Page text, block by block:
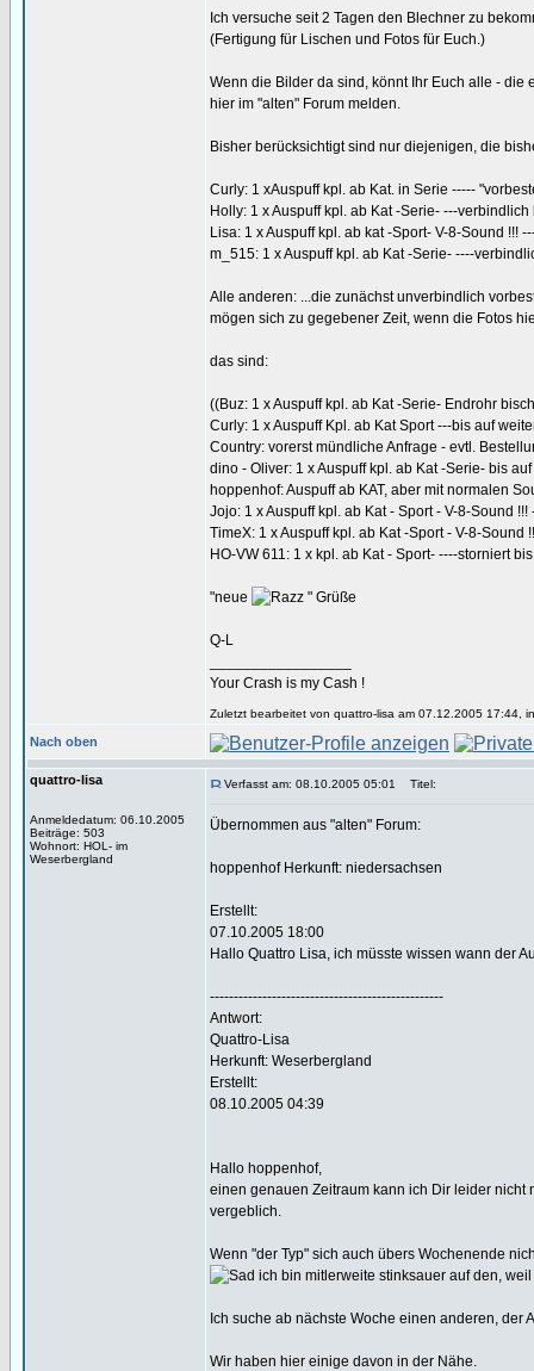
Ich versuche seit 2 Tagen den Blechner zu
(Fertigung für Lischen und Fotos für Euch.)
Wenn die Bilder da sind, könnt Ihr Euch alle - die
hier im "alten" Forum melden.
Bisher berücksichtigt sind nur diejenigen, die
Curly: 1 xAuspuff kpl. ab Kat. in Serie -----
Holly: 1 x Auspuff kpl. ab Kat -Serie- ---verbindlich
Lisa: 1 x Auspuff kpl. ab kat -Sport- V-8-Sound !!!
m_515: 1 x Auspuff kpl. ab Kat -Serie- ----
Alle anderen: ...die zunächst unverbindlich
mögen sich zu gegebener Zeit, wenn die Fotos
das sind:
((Buz: 1 x Auspuff kpl. ab Kat -Serie- Endrohr
Curly: 1 x Auspuff Kpl. ab Kat Sport ---bis auf
Country: vorerst mündliche Anfrage - evtl.
dino - Oliver: 1 x Auspuff kpl. ab Kat -Serie- bis
hoppenhof: Auspuff ab KAT, aber mit normalen
Jojo: 1 x Auspuff kpl. ab Kat - Sport - V-8-Sound
TimeX: 1 x Auspuff kpl. ab Kat -Sport - V-8-Sound
HO-VW 611: 1 x kpl. ab Kat - Sport- ----storniert
"neue " Grüße
Q-L
Your Crash is my Cash !
Zuletzt bearbeitet von quattro-lisa am 07.12.2005 17:44,
Nach oben
quattro-lisa
Anmeldedatum: 06.10.2005
Beiträge: 503
Wohnort: HOL- im
Weserbergland
Verfasst am: 08.10.2005 05:01 Titel:
Übernommen aus "alten" Forum:
hoppenhof Herkunft: niedersachsen
Erstellt:
07.10.2005 18:00
Hallo Quattro Lisa, ich müsste wissen wann der
-------------------------------------------------
Antwort:
Quattro-Lisa
Herkunft: Weserbergland
Erstellt:
08.10.2005 04:39
Hallo hoppenhof,
einen genauen Zeitraum kann ich Dir leider nicht
vergeblich.
Wenn "der Typ" sich auch übers Wochenende
ich bin mitlerweite stinksauer auf den,
Ich suche ab nächste Woche einen anderen, der
Wir haben hier einige davon in der Nähe.